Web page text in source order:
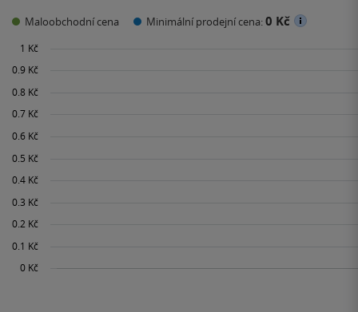
Maloobchodní cena Minimální prodejní cena:0 Kč